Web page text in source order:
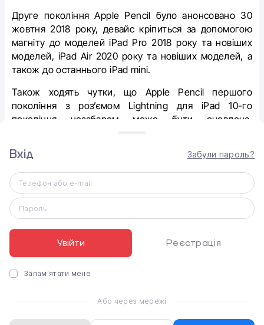
Друге покоління Apple Pencil було анонсовано 30
жовтня 2018 року, девайс кріпиться за допомогою
магніту до моделей iPad Pro 2018 року та новіших
моделей, iPad Air 2020 року та новіших моделей, а
також до останнього iPad mini.
Також ходять чутки, що Apple Pencil першого
покоління з роз’ємом Lightning для iPad 10-го
покоління незабаром може бути оновлена,
Отже, чуток щодо майбутніх анонсів від Apple
решт справдяться.
Оцініть статтю
Вхід Забули пароль?
Телефон або e-mail
Пароль
Увійти Реєстрація
Запам'ятати мене
Або через мережі